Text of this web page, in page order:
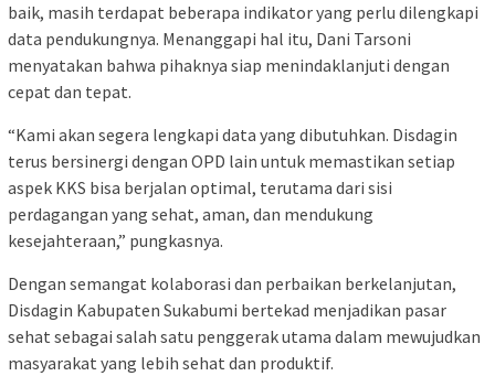
baik, masih terdapat beberapa indikator yang perlu dilengkapi
data pendukungnya. Menanggapi hal itu, Dani Tarsoni
menyatakan bahwa pihaknya siap menindaklanjuti dengan
cepat dan tepat.
“Kami akan segera lengkapi data yang dibutuhkan. Disdagin
terus bersinergi dengan OPD lain untuk memastikan setiap
aspek KKS bisa berjalan optimal, terutama dari sisi
perdagangan yang sehat, aman, dan mendukung
kesejahteraan,” pungkasnya.
Dengan semangat kolaborasi dan perbaikan berkelanjutan,
Disdagin Kabupaten Sukabumi bertekad menjadikan pasar
sehat sebagai salah satu penggerak utama dalam mewujudkan
masyarakat yang lebih sehat dan produktif.